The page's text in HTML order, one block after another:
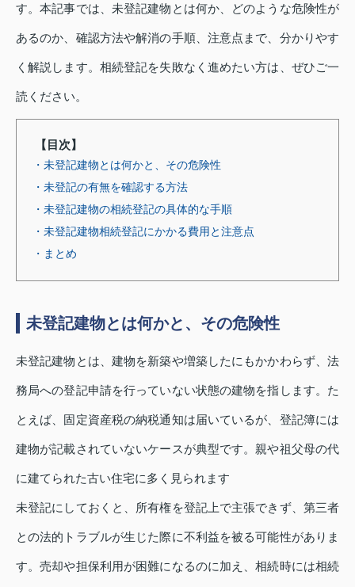
す。本記事では、未登記建物とは何か、どのような危険性が
あるのか、確認方法や解消の手順、注意点まで、分かりやす
く解説します。相続登記を失敗なく進めたい方は、ぜひご一
読ください。
【目次】
・未登記建物とは何かと、その危険性
・未登記の有無を確認する方法
・未登記建物の相続登記の具体的な手順
・未登記建物相続登記にかかる費用と注意点
・まとめ
未登記建物とは何かと、その危険性
未登記建物とは、建物を新築や増築したにもかかわらず、法
務局への登記申請を行っていない状態の建物を指します。た
とえば、固定資産税の納税通知は届いているが、登記簿には
建物が記載されていないケースが典型です。親や祖父母の代
に建てられた古い住宅に多く見られます
未登記にしておくと、所有権を登記上で主張できず、第三者
との法的トラブルが生じた際に不利益を被る可能性がありま
す。売却や担保利用が困難になるのに加え、相続時には相続